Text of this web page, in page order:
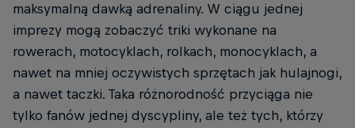
maksymalną dawką adrenaliny. W ciągu jednej
imprezy mogą zobaczyć triki wykonane na
rowerach, motocyklach, rolkach, monocyklach, a
nawet na mniej oczywistych sprzętach jak hulajnogi,
a nawet taczki. Taka różnorodność przyciąga nie
tylko fanów jednej dyscypliny, ale też tych, którzy